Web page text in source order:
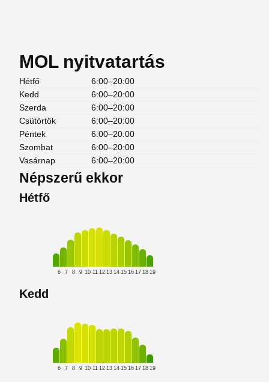
MOL nyitvatartás
Hétfő
6:00–20:00
Kedd
6:00–20:00
Szerda
6:00–20:00
Csütörtök
6:00–20:00
Péntek
6:00–20:00
Szombat
6:00–20:00
Vasárnap
6:00–20:00
Népszerű ekkor
Hétfő
6 7 8 9 10 11 12 13 14 15 16 17 18 19
Kedd
6 7 8 9 10 11 12 13 14 15 16 17 18 19